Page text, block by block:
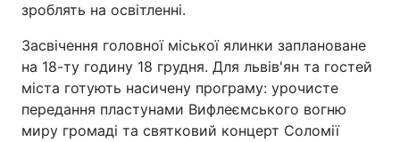
зроблять на освітленні.
Засвічення головної міської ялинки заплановане
на 18-ту годину 18 грудня. Для львів'ян та гостей
міста готують насичену програму: урочисте
передання пластунами Вифлеємського вогню
миру громаді та святковий концерт Соломії